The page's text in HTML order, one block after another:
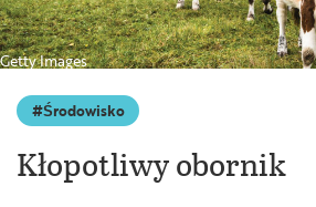
Getty Images
Środowisko
Kłopotliwy obornik